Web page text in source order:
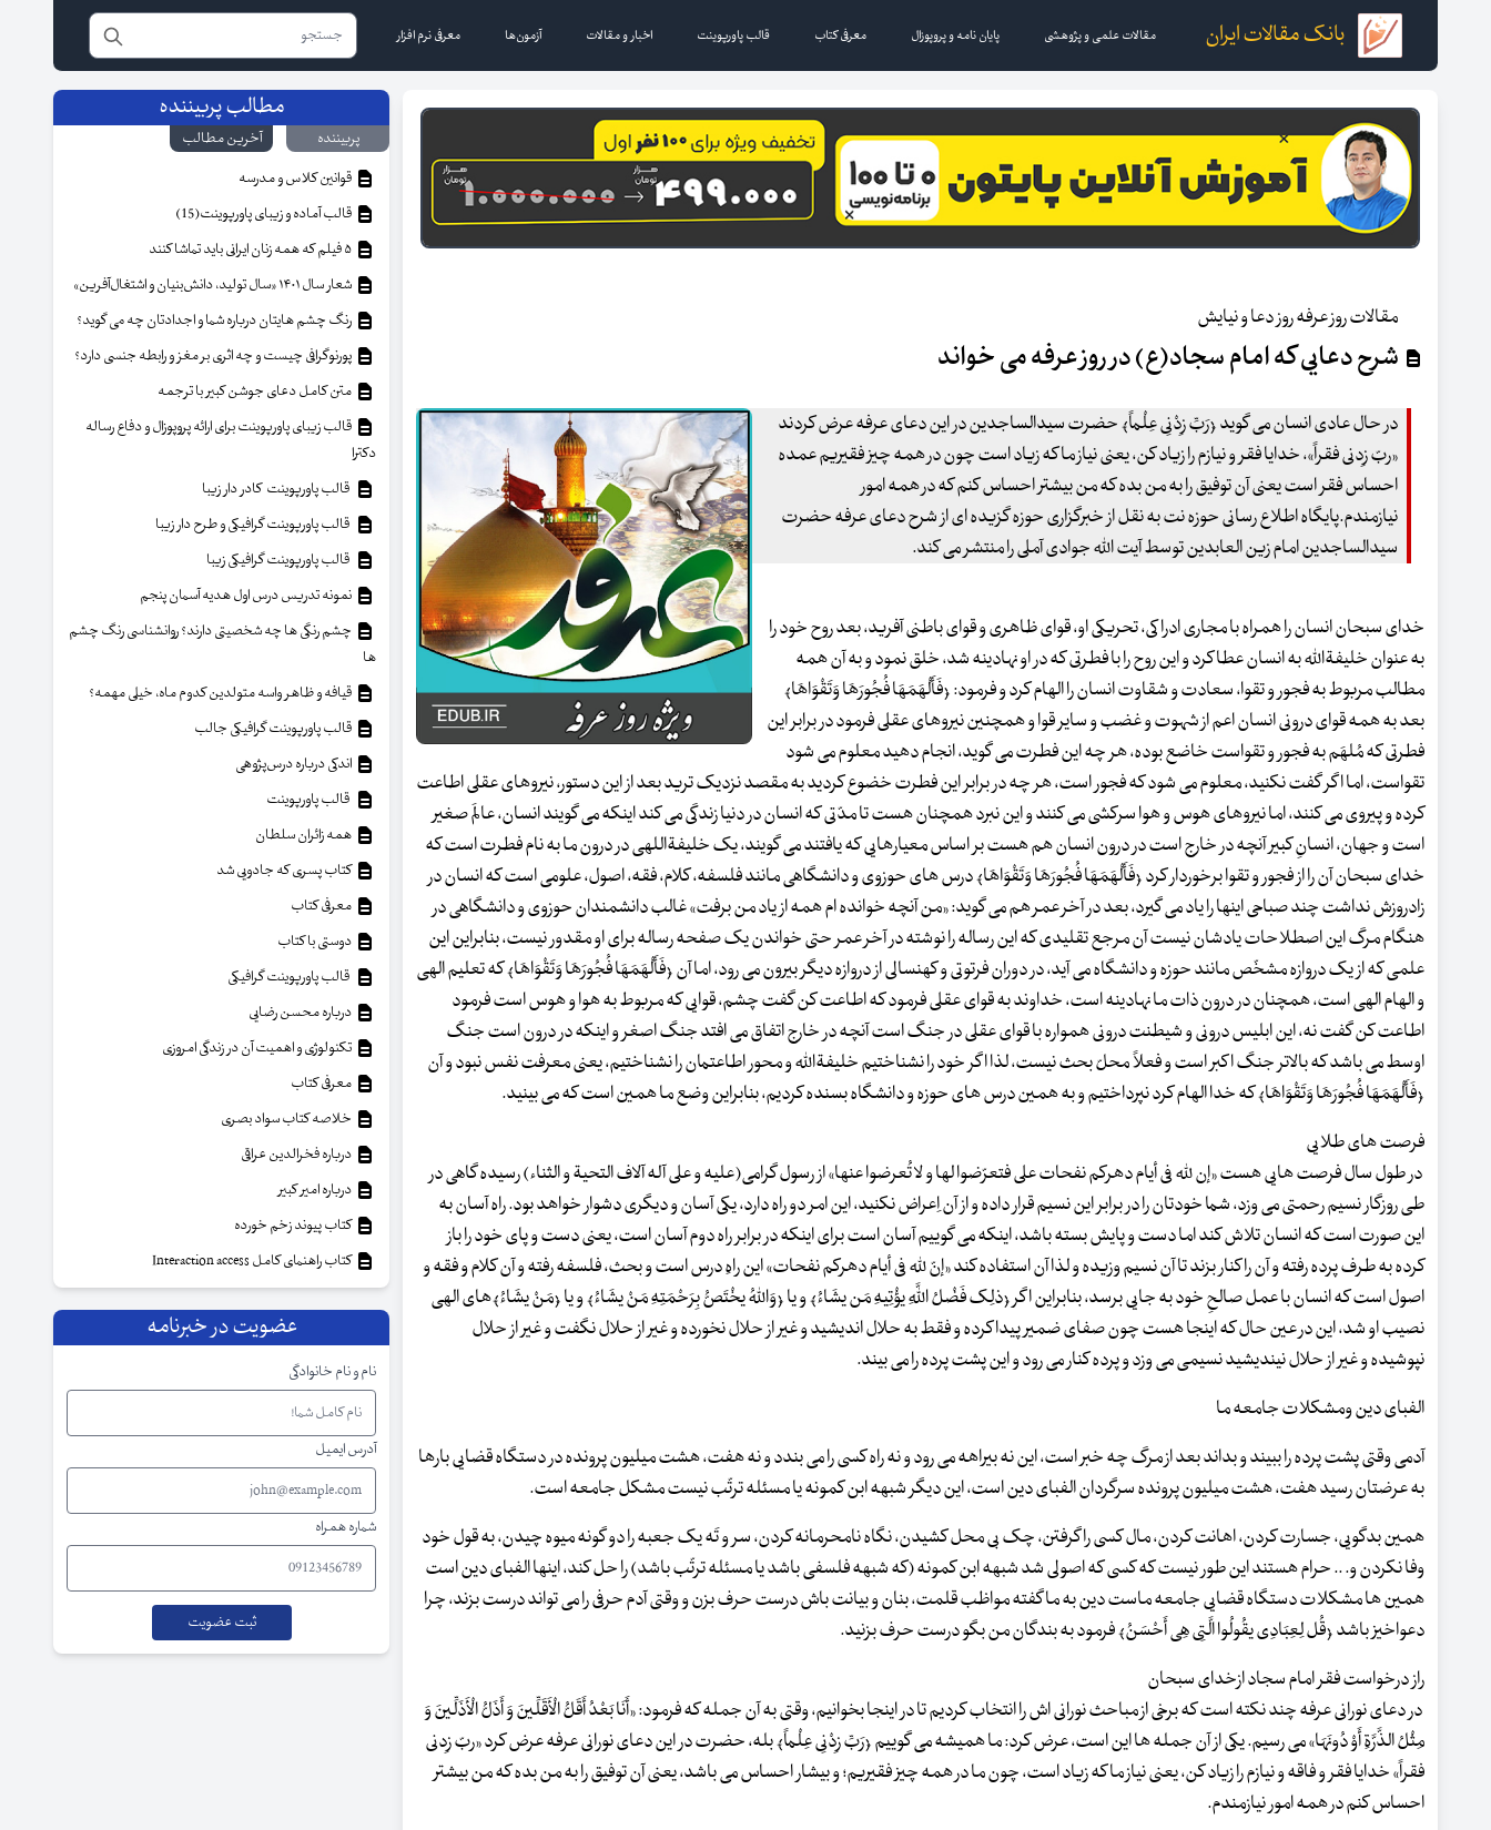
بانک مقالات ایران مقالات علمی و پژوهشی پایان نامه و پروپوزال معرفی کتاب قالب پاورپوینت اخبار و مقالات آزمون‌ها معرفی نرم افزار
مقالات روز عرفه روز دعا و نیایش
شرح دعایی که امام سجاد(ع) در روز عرفه می خواند
در حال عادی انسان می گوید ﴿رَبِّ زِدْنِی عِلْماً﴾ حضرت سیدالساجدین در این دعای عرفه عرض کردند
«ربّ زِدنی فقراً»، خدایا فقر و نیازم را زیاد کن، یعنی نیاز ما که زیاد است چون در همه چیز فقیریم عمده
احساس فقر است یعنی آن توفیق را به من بده که من بیشتر احساس کنم که در همه امور
نیازمندم.پایگاه اطلاع رسانی حوزه نت به نقل از خبرگزاری حوزه گزیده ای از شرح دعای عرفه حضرت
سیدالساجدین امام زین العابدین توسط آیت الله جوادی آملی را منتشر می کند.
خدای سبحان انسان را همراه با مجاری ادراکی، تحریکی او، قوای ظاهری و قوای باطنی آفرید، بعد روح خود را
به عنوان خلیفةالله به انسان عطا کرد و این روح را با فطرتی که در او نهادینه شد، خلق نمود و به آن همه
مطالب مربوط به فجور و تقوا، سعادت و شقاوت انسان را الهام کرد و فرمود: ﴿فَأَلْهَمَهَا فُجُورَهَا وَتَقْوَاهَا﴾
بعد به همه قوای درونی انسان اعم از شهوت و غضب و سایر قوا و همچنین نیروهای عقلی فرمود در برابر این
فطرتی که مُلهَم به فجور و تقواست خاضع بوده، هر چه این فطرت می گوید، انجام دهید معلوم می شود
تقواست، اما اگر گفت نکنید، معلوم می شود که فجور است، هر چه در برابر این فطرت خضوع کردید به مقصد نزدیک ترید بعد از این دستور، نیروهای عقلی اطاعت
کرده و پیروی می کنند، اما نیروهای هوس و هوا سرکشی می کنند و این نبرد همچنان هست تا مدّتی که انسان در دنیا زندگی می کند اینکه می گویند انسان، عالَم صغیر
است و جهان، انسانِ کبیر آنچه در خارج است در درون انسان هم هست بر اساس معیارهایی که یافتند می گویند، یک خلیفةاللهی در درون ما به نام فطرت است که
خدای سبحان آن را از فجور و تقوا برخوردار کرد ﴿فَأَلْهَمَهَا فُجُورَهَا وَتَقْوَاهَا﴾ درس های حوزوی و دانشگاهی مانند فلسفه، کلام، فقه، اصول، علومی است که انسان در
زادروزش نداشت چند صباحی اینها را یاد می گیرد، بعد در آخر عمر هم می گوید: «من آنچه خوانده ام همه از یاد من برفت» غالب دانشمندان حوزوی و دانشگاهی در
هنگام مرگ این اصطلاحات یادشان نیست آن مرجع تقلیدی که این رساله را نوشته در آخر عمر حتی خواندن یک صفحه رساله برای او مقدور نیست، بنابراین این
علمی که از یک دروازه مشخّص مانند حوزه و دانشگاه می آید، در دوران فرتوتی و کهنسالی از دروازه دیگر بیرون می رود، اما آن ﴿فَأَلْهَمَهَا فُجُورَهَا وَتَقْوَاهَا﴾ که تعلیم الهی
و الهام الهی است، همچنان در درون ذات ما نهادینه است، خداوند به قوای عقلی فرمود که اطاعت کن گفت چشم، قوایی که مربوط به هوا و هوس است فرمود
اطاعت کن گفت نه، این ابلیس درونی و شیطنت درونی همواره با قوای عقلی در جنگ است آنچه در خارج اتفاق می افتد جنگ اصغر و اینکه در درون است جنگ
اوسط می باشد که بالاتر جنگ اکبر است و فعلاً محلّ بحث نیست، لذا اگر خود را نشناختیم خلیفةالله و محور اطاعتمان را نشناختیم، یعنی معرفت نفس نبود و آن
﴿فَأَلْهَمَهَا فُجُورَهَا وَتَقْوَاهَا﴾ که خدا الهام کرد نپرداختیم و به همین درس های حوزه و دانشگاه بسنده کردیم، بنابراین وضع ما همین است که می بینید.
فرصت های طلایی
در طول سال فرصت هایی هست «إن لله فی أیام دهرکم نفحات علی فتعرّضوا لها و لا تُعرضوا عنها» از رسول گرامی(علیه و علی آله آلاف التحیة و الثناء) رسیده گاهی در
طی روزگار نسیم رحمتی می وزد، شما خودتان را در برابر این نسیم قرار داده و از آن اِعراض نکنید، این امر دو راه دارد، یکی آسان و دیگری دشوار خواهد بود. راه آسان به
این صورت است که انسان تلاش کند اما دست و پایش بسته باشد، اینکه می گوییم آسان است برای اینکه در برابر راه دوم آسان است، یعنی دست و پای خود را باز
کرده به طرف پرده رفته و آن را کنار بزند تا آن نسیم وزیده و لذا آن استفاده کند «إنّ لله فی أیام دهرکم نفحات» این راهِ درس است و بحث، فلسفه رفته و آن کلام و فقه و
اصول است که انسان با عمل صالحِ خود به جایی برسد، بنابراین اگر ﴿ذلِک فَضْلُ اللَّهِ یؤْتِیهِ مَن یشَاءُ﴾ و یا ﴿وَاللّهُ یخْتَصُّ بِرَحْمَتِهِ مَنْ یشَاءُ﴾ و یا ﴿مَنْ یشَاءُ﴾های الهی
نصیب او شد، این در عین حال که اینجا هست چون صفای ضمیر پیدا کرده و فقط به حلال اندیشید و غیر از حلال نخورده و غیر از حلال نگفت و غیر از حلال
نپوشیده و غیر از حلال نیندیشید نسیمی می وزد و پرده کنار می رود و این پشت پرده را می بیند.
الفبای دین ومشکلات جامعه ما
آدمی وقتی پشت پرده را ببیند و بداند بعد از مرگ چه خبر است، این نه بیراهه می رود و نه راه کسی را می بندد و نه هفت، هشت میلیون پرونده در دستگاه قضایی بارها
به عرضتان رسید هفت، هشت میلیون پرونده سرگردان الفبای دین است، این دیگر شبهه ابن کمونه یا مسئله ترتّب نیست مشکل جامعه است.
همین بدگویی، جسارت کردن، اهانت کردن، مال کسی را گرفتن، چک بی محل کشیدن، نگاه نامحرمانه کردن، سر و تَه یک جعبه را دو گونه میوه چیدن، به قول خود
وفا نکردن و. .. حرام هستند این طور نیست که کسی که اصولی شد شبهه ابن کمونه (که شبهه فلسفی باشد یا مسئله ترتّب باشد) را حل کند، اینها الفبای دین است
همین ها مشکلات دستگاه قضایی جامعه ماست دین به ما گفته مواظب قلمت، بنان و بیانت باش درست حرف بزن و وقتی آدم حرفی را می تواند درست بزند، چرا
دعواخیز باشد ﴿قُل لِعِبَادِی یقُولُوا الَّتِی هِی أَحْسَنُ﴾ فرمود به بندگان من بگو درست حرف بزنید.
راز درخواست فقر امام سجاد ازخدای سبحان
در دعای نورانی عرفه چند نکته است که برخی از مباحث نورانی اش را انتخاب کردیم تا در اینجا بخوانیم، وقتی به آن جمله که فرمود: «أَنَا بَعْدُ أَقَلُّ الْأَقَلِّینَ وَ أَذَلُّ الْأَذَلِّینَ وَ
مِثْلُ الذَّرَّةِ أَوْ دُونَهَا» می رسیم. یکی از آن جمله ها این است، عرض کرد: ما همیشه می گوییم ﴿رَبِّ زِدْنِی عِلْماً﴾ بله، حضرت در این دعای نورانی عرفه عرض کرد «ربّ زِدنی
فقراً» خدایا فقر و فاقه و نیازم را زیاد کن، یعنی نیاز ما که زیاد است، چون ما در همه چیز فقیریم؛ و بیشار احساس می باشد، یعنی آن توفیق را به من بده که من بیشتر
احساس کنم در همه امور نیازمندم.
مطالب پربیننده
پربیننده
آخرین مطالب
قوانین کلاس و مدرسه
قالب آماده و زیبای پاورپوینت(15)
شعار سال ۱۴۰۱ «سال تولید، دانش‌بنیان و اشتغال‌آفرین»
رنگ چشم هایتان درباره شما و اجدادتان چه می گوید؟
پورنوگرافی چیست و چه اثری بر مغز و رابطه جنسی دارد؟
متن کامل دعای جوشن کبیر با ترجمه
قالب زیبای پاورپوینت برای ارائه پروپوزال و دفاع رساله
دکترا
قالب پاورپوینت کادر دار زیبا
قالب پاورپوینت گرافیکی و طرح دار زیبا
قالب پاورپوینت گرافیکی زیبا
نمونه تدریس درس اول هدیه آسمان پنجم
چشم رنگی ها چه شخصیتی دارند؟ روانشناسی رنگ چشم
ها
قیافه و ظاهر واسه متولدین کدوم ماه، خیلی مهمه؟
قالب پاورپوینت گرافیکی جالب
اندکی درباره درس‌پژوهی
قالب پاورپوینت
همه زائران سلطان
کتاب پسری که جادویی شد
معرفی کتاب
دوستی با کتاب
قالب پاورپوینت گرافیکی
درباره محسن رضایی
تکنولوژی و اهمیت آن در زندگی امروزی
معرفی کتاب
خلاصه کتاب سواد بصری
درباره فخرالدین عراقی
درباره امیر کبیر
کتاب پیوند زخم خورده
کتاب راهنمای کامل Interaction access
عضویت در خبرنامه
نام و نام خانوادگی
آدرس ایمیل
شماره همراه